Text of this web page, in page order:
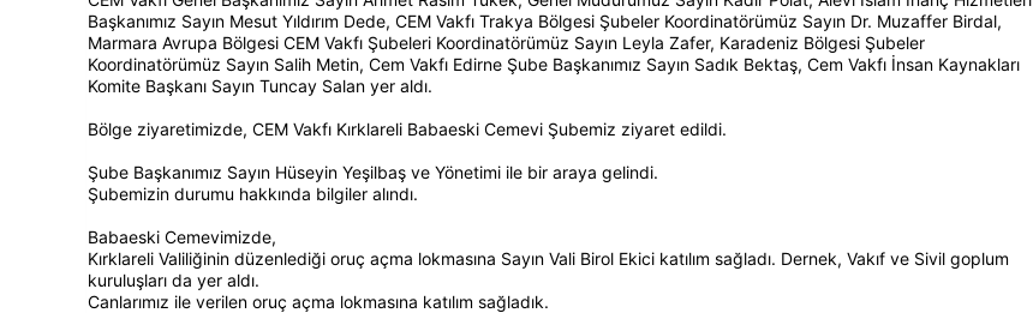
Başkanımız Sayın Mesut Yıldırım Dede, CEM Vakfı Trakya Bölgesi Şubeler Koordinatörümüz Sayın Dr. Muzaffer Birdal,
Marmara Avrupa Bölgesi CEM Vakfı Şubeleri Koordinatörümüz Sayın Leyla Zafer, Karadeniz Bölgesi Şubeler
Koordinatörümüz Sayın Salih Metin, Cem Vakfı Edirne Şube Başkanımız Sayın Sadık Bektaş, Cem Vakfı İnsan Kaynakları
Komite Başkanı Sayın Tuncay Salan yer aldı.
Bölge ziyaretimizde, CEM Vakfı Kırklareli Babaeski Cemevi Şubemiz ziyaret edildi.
Şube Başkanımız Sayın Hüseyin Yeşilbaş ve Yönetimi ile bir araya gelindi.
Şubemizin durumu hakkında bilgiler alındı.
Babaeski Cemevimizde,
Kırklareli Valiliğinin düzenlediği oruç açma lokmasına Sayın Vali Birol Ekici katılım sağladı. Dernek, Vakıf ve Sivil goplum
kuruluşları da yer aldı.
Canlarımız ile verilen oruç açma lokmasına katılım sağladık.